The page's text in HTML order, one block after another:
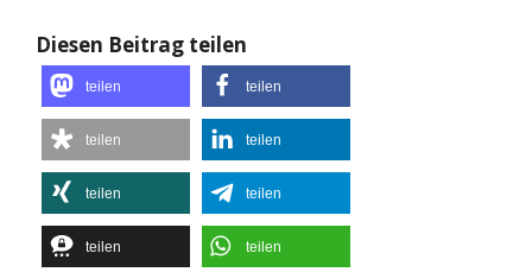
Diesen Beitrag teilen
teilen teilen
teilen teilen
teilen teilen
teilen teilen